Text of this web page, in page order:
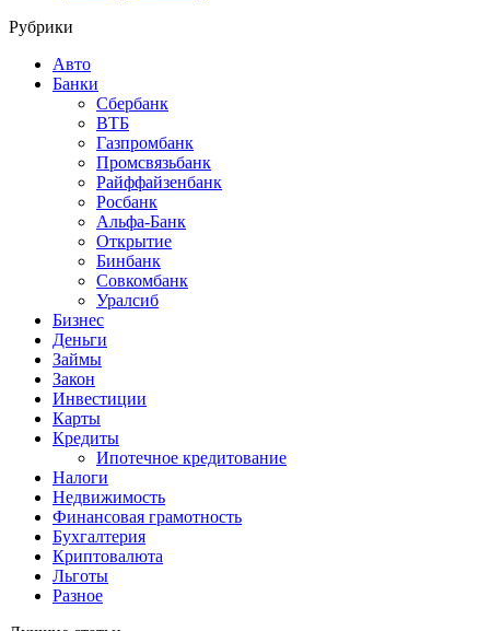
Рубрики
Авто
Банки
Сбербанк
ВТБ
Газпромбанк
Промсвязьбанк
Райффайзенбанк
Росбанк
Альфа-Банк
Открытие
Бинбанк
Совкомбанк
Уралсиб
Бизнес
Деньги
Займы
Закон
Инвестиции
Карты
Кредиты
Ипотечное кредитование
Налоги
Недвижимость
Финансовая грамотность
Бухгалтерия
Криптовалюта
Льготы
Разное